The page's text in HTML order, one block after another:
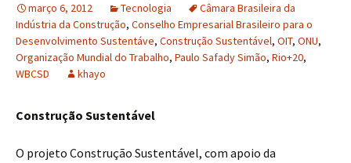
março 6, 2012 Tecnologia
Câmara Brasileira da
Indústria da Construção, Conselho Empresarial Brasileiro para o
Desenvolvimento Sustentáve, Construção Sustentável, OIT, ONU,
Organização Mundial do Trabalho, Paulo Safady Simão, Rio+20,
WBCSD
khayo
Construção Sustentável
O projeto Construção Sustentável, com apoio da